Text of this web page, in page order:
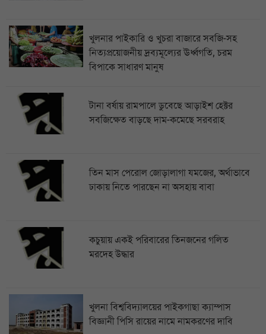
খুলনার পাইকারি ও খুচরা বাজারে সবজি-সহ
নিত্যপ্রয়োজনীয় দ্রব্যমূল্যের ঊর্ধ্বগতি, চরম
বিপাকে সাধারণ মানুষ
টানা বর্ষায় রামপালে ডুবেছে আড়াইশ হেক্টর
সবজিক্ষেত বাড়ছে দাম-কমেছে সরবরাহ
তিন মাস পেরোল জোড়ালাগা যমজের, অর্থাভাবে
ঢাকায় নিতে পারছেন না অসহায় বাবা
কচুয়ায় একই পরিবারের তিনজনের গলিত
মরদেহ উদ্ধার
খুলনা বিশ্ববিদ্যালয়ের পাইকগাছা ক্যাম্পাস
বিজ্ঞানী পিসি রায়ের নামে নামকরণের দাবি